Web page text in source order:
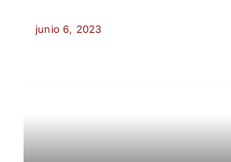
junio 6, 2023